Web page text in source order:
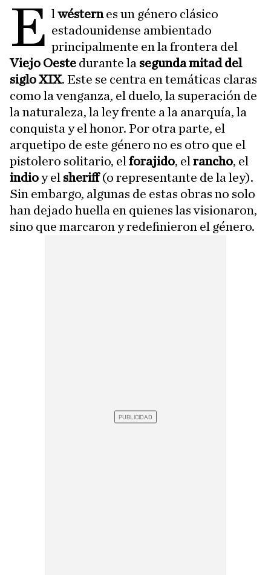
E lwésternes un género clásico
estadounidense ambientado
principalmente en la frontera del
Viejo Oeste durante la segunda mitad del
siglo XIX. Este se centra en temáticas claras
como la venganza, el duelo, la superación de
la naturaleza, la ley frente a la anarquía, la
conquista y el honor. Por otra parte, el
arquetipo de este género no es otro que el
pistolero solitario, el forajido, el rancho, el
indioy el sheriff(o representante de la ley).
Sin embargo, algunas de estas obras no solo
han dejado huella en quienes las visionaron,
sino que marcaron y redefinieron el género.